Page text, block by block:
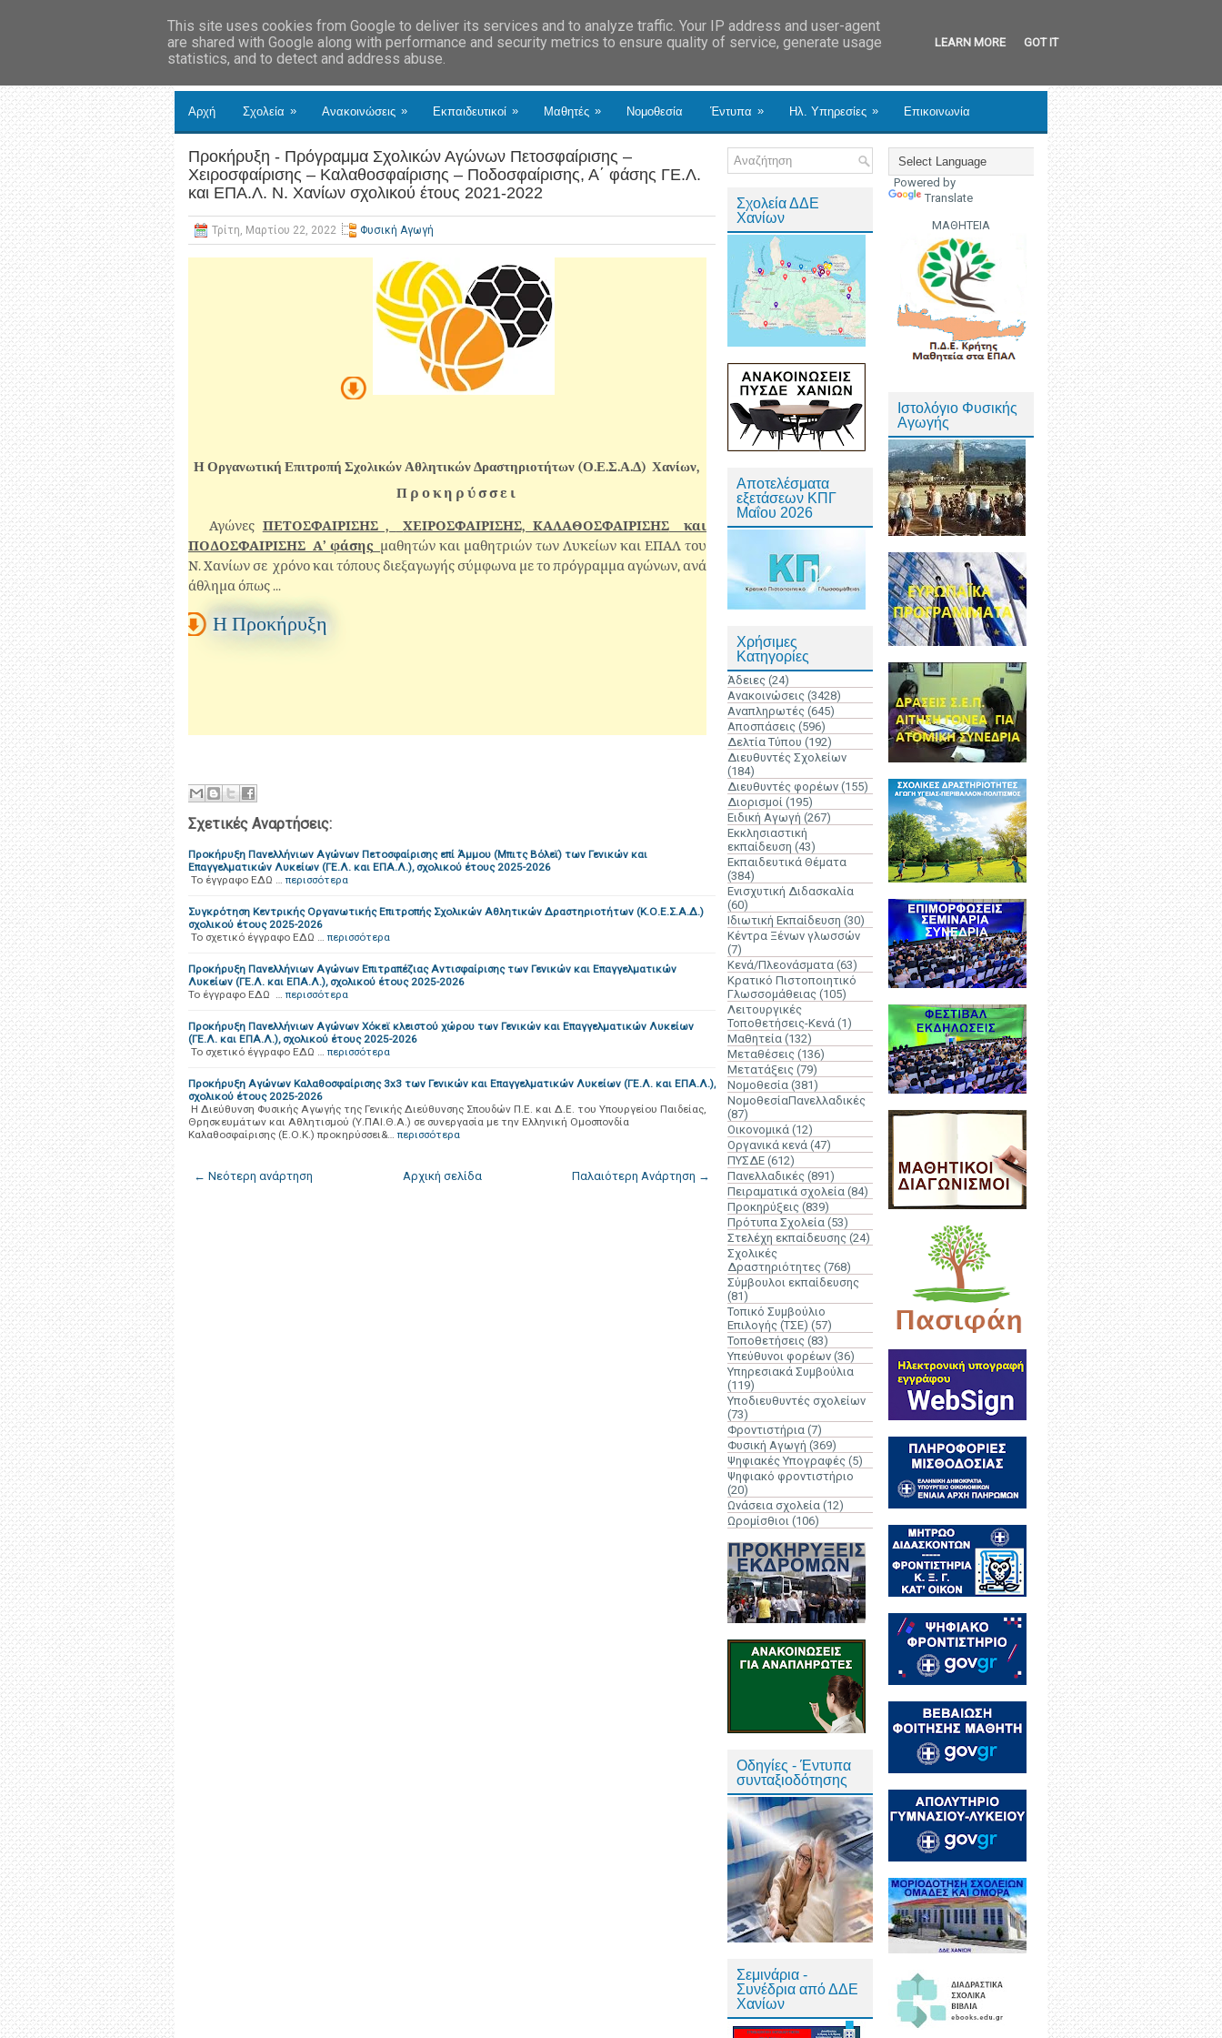
Αρχή Σχολεία » Ανακοινώσεις » Εκπαιδευτικοί » Μαθητές » Νομοθεσία Έντυπα » Ηλ. Υπηρεσίες » Επικοινωνία
Προκήρυξη - Πρόγραμμα Σχολικών Αγώνων Πετοσφαίρισης –
Χειροσφαίρισης – Καλαθοσφαίρισης – Ποδοσφαίρισης, Α΄ φάσης ΓΕ.Λ.
και ΕΠΑ.Λ. Ν. Χανίων σχολικού έτους 2021-2022
Τρίτη, Μαρτίου 22, 2022 Φυσική Αγωγή
Η Οργανωτική Επιτροπή Σχολικών Αθλητικών Δραστηριοτήτων (Ο.Ε.Σ.Α.Δ) Χανίων,
Π ρ ο κ η ρ ύ σ σ ε ι
Αγώνες ΠΕΤΟΣΦΑΙΡΙΣΗΣ , ΧΕΙΡΟΣΦΑΙΡΙΣΗΣ, ΚΑΛΑΘΟΣΦΑΙΡΙΣΗΣ
και
ΠΟΔΟΣΦΑΙΡΙΣΗΣ Α’ φάσης μαθητών και μαθητριών των Λυκείων και ΕΠΑΛ του
Ν. Χανίων σε χρόνο και τόπους διεξαγωγής σύμφωνα με το πρόγραμμα αγώνων, ανά
άθλημα όπως ...
Η Προκήρυξη
Σχετικές Αναρτήσεις:
Προκήρυξη Πανελλήνιων Αγώνων Πετοσφαίρισης επί Άμμου (Μπιτς Βόλεϊ) των Γενικών και
Επαγγελματικών Λυκείων (ΓΕ.Λ. και ΕΠΑ.Λ.), σχολικού έτους 2025-2026
Το έγγραφο ΕΔΩ … περισσότερα
Συγκρότηση Κεντρικής Οργανωτικής Επιτροπής Σχολικών Αθλητικών Δραστηριοτήτων (Κ.Ο.Ε.Σ.Α.Δ.)
σχολικού έτους 2025-2026
Το σχετικό έγγραφο ΕΔΩ … περισσότερα
Προκήρυξη Πανελλήνιων Αγώνων Επιτραπέζιας Αντισφαίρισης των Γενικών και Επαγγελματικών
Λυκείων (ΓΕ.Λ. και ΕΠΑ.Λ.), σχολικού έτους 2025-2026
Το έγγραφο ΕΔΩ … περισσότερα
Προκήρυξη Πανελλήνιων Αγώνων Χόκεϊ κλειστού χώρου των Γενικών και Επαγγελματικών Λυκείων
(ΓΕ.Λ. και ΕΠΑ.Λ.), σχολικού έτους 2025-2026
Το σχετικό έγγραφο ΕΔΩ … περισσότερα
Προκήρυξη Αγώνων Καλαθοσφαίρισης 3x3 των Γενικών και Επαγγελματικών Λυκείων (ΓΕ.Λ. και ΕΠΑ.Λ.),
σχολικού έτους 2025-2026
Η Διεύθυνση Φυσικής Αγωγής της Γενικής Διεύθυνσης Σπουδών Π.Ε. και Δ.Ε. του Υπουργείου Παιδείας,
Θρησκευμάτων και Αθλητισμού (Υ.ΠΑΙ.Θ.Α.) σε συνεργασία με την Ελληνική Ομοσπονδία
Καλαθοσφαίρισης (Ε.Ο.Κ.) προκηρύσσει&… περισσότερα
← Νεότερη ανάρτηση Παλαιότερη Ανάρτηση →
Αρχική σελίδα
Σχολεία ΔΔΕ
Χανίων
Αποτελέσματα
εξετάσεων ΚΠΓ
Μαΐου 2026
Χρήσιμες
Κατηγορίες
Άδειες (24)
Ανακοινώσεις (3428)
Αναπληρωτές (645)
Αποσπάσεις (596)
Δελτία Τύπου (192)
Διευθυντές Σχολείων
(184)
Διευθυντές φορέων (155)
Διορισμοί (195)
Ειδική Αγωγή (267)
Εκκλησιαστική
εκπαίδευση (43)
Εκπαιδευτικά Θέματα
(384)
Ενισχυτική Διδασκαλία
(60)
Ιδιωτική Εκπαίδευση (30)
Κέντρα Ξένων γλωσσών
(7)
Κενά/Πλεονάσματα (63)
Κρατικό Πιστοποιητικό
Γλωσσομάθειας (105)
Λειτουργικές
Τοποθετήσεις-Κενά (1)
Μαθητεία (132)
Μεταθέσεις (136)
Μετατάξεις (79)
Νομοθεσία (381)
ΝομοθεσίαΠανελλαδικές
(87)
Οικονομικά (12)
Οργανικά κενά (47)
ΠΥΣΔΕ (612)
Πανελλαδικές (891)
Πειραματικά σχολεία (84)
Προκηρύξεις (839)
Πρότυπα Σχολεία (53)
Στελέχη εκπαίδευσης (24)
Σχολικές
Δραστηριότητες (768)
Σύμβουλοι εκπαίδευσης
(81)
Τοπικό Συμβούλιο
Επιλογής (ΤΣΕ) (57)
Τοποθετήσεις (83)
Υπεύθυνοι φορέων (36)
Υπηρεσιακά Συμβούλια
(119)
Υποδιευθυντές σχολείων
(73)
Φροντιστήρια (7)
Φυσική Αγωγή (369)
Ψηφιακές Υπογραφές (5)
Ψηφιακό φροντιστήριο
(20)
Ωνάσεια σχολεία (12)
Ωρομίσθιοι (106)
Οδηγίες - Έντυπα
συνταξιοδότησης
Σεμινάρια -
Συνέδρια από ΔΔΕ
Χανίων
Powered by
Translate
ΜΑΘΗΤΕΙΑ
Ιστολόγιο Φυσικής
Αγωγής
This site uses cookies from Google to deliver its services and to analyze traffic. Your IP address and user-agent
are shared with Google along with performance and security metrics to ensure quality of service, generate usage
statistics, and to detect and address abuse.
LEARN MORE GOT IT